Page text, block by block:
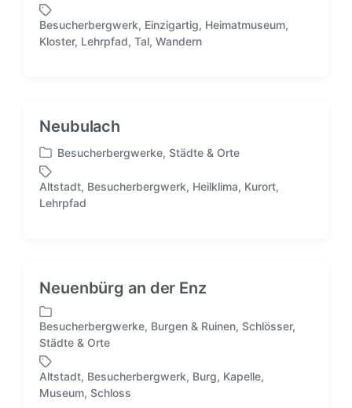
t
i
n
e
r
r
ö
f
l
i
c
h
t
S
w
ö
r
t
e
Besucherbergwerk, Einzigartig, Heimatmuseum,
Kloster, Lehrpfad, Tal, Wandern
Neubulach
V
e
r
ö
t
l
i
c
h
t
i
Besucherbergwerke, Städte & Orte
S
w
ö
r
t
e
r
Altstadt, Besucherbergwerk, Heilklima, Kurort,
Lehrpfad
Neuenbürg an der Enz
V
r
ö
f
Besucherbergwerke, Burgen & Ruinen, Schlösser,
Städte & Orte
S
Altstadt, Besucherbergwerk, Burg, Kapelle,
Museum, Schloss